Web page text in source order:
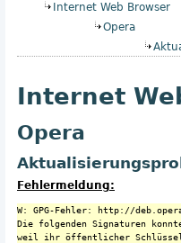
Internet Web Browser
Opera
Internet
Opera
Fehlermeldung:
W: GPG-Fehler: http://
Die folgenden Signaturen
weil ihr öffentlicher